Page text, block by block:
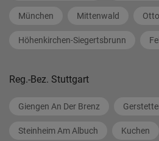
München Mittenwald
Höhenkirchen-Siegertsbrunn
Reg.-Bez. Stuttgart
Giengen An Der Brenz
Steinheim Am Albuch Kuchen